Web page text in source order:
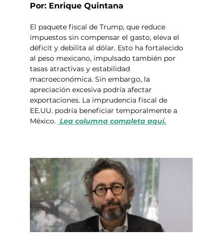
Por: Enrique Quintana
El paquete fiscal de Trump, que reduce
impuestos sin compensar el gasto, eleva el
déficit y debilita al dólar. Esto ha fortalecido
al peso mexicano, impulsado también por
tasas atractivas y estabilidad
macroeconómica. Sin embargo, la
apreciación excesiva podría afectar
exportaciones. La imprudencia fiscal de
EE.UU. podría beneficiar temporalmente a
México. Lea columna completa aquí.